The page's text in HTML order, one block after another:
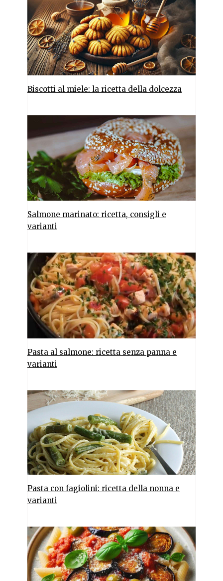
Biscotti al miele: la ricetta della dolcezza
Salmone marinato: ricetta, consigli e
varianti
Pasta al salmone: ricetta senza panna e
varianti
Pasta con fagiolini: ricetta della nonna e
varianti